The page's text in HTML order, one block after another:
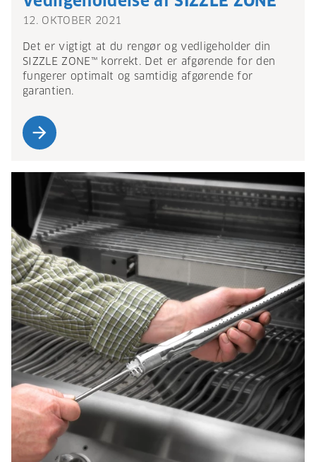
12. OKTOBER 2021
Det er vigtigt at du rengør og vedligeholder din
SIZZLE ZONE™ korrekt. Det er afgørende for den
fungerer optimalt og samtidig afgørende for
garantien.
arrow_forward